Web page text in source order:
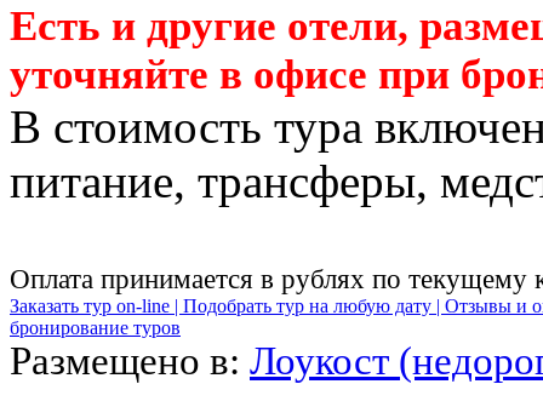
Есть и другие отели,
уточняйте в офисе при
В стоимость тура
питание, трансферы,
Оплата принимается в рублях по текущему
Заказать тур on-line | Подобрать тур на любую дату | Отзывы и
бронирование туров
Размещено в: Лоукост